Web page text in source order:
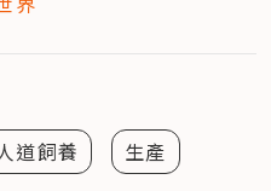
道飼養 生產